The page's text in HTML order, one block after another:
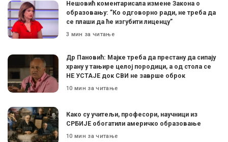
Нешовић коментарисала измене Закона о
образовању: ”Ко одговорно ради, не треба да
се плаши да ће изгубити лиценцу”
3 мин за читање
Др Пановић: Мајке треба да престану да сипају
храну у тањире целој породици, а од стола се
НЕ УСТАЈЕ док СВИ не заврше оброк
10 мин за читање
Како су учитељи, професори, научници из
СРБИЈЕ обогатили америчко образовање
10 мин за читање